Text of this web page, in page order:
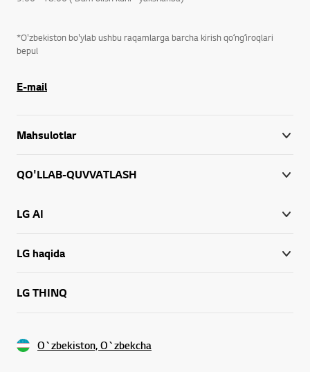
*O'zbekiston bo'ylab ushbu raqamlarga barcha kirish qoʻngʻiroqlari
bepul
E-mail
Mahsulotlar
QO'LLAB-QUVVATLASH
LG AI
LG haqida
LG THINQ
O`zbekiston, O`zbekcha